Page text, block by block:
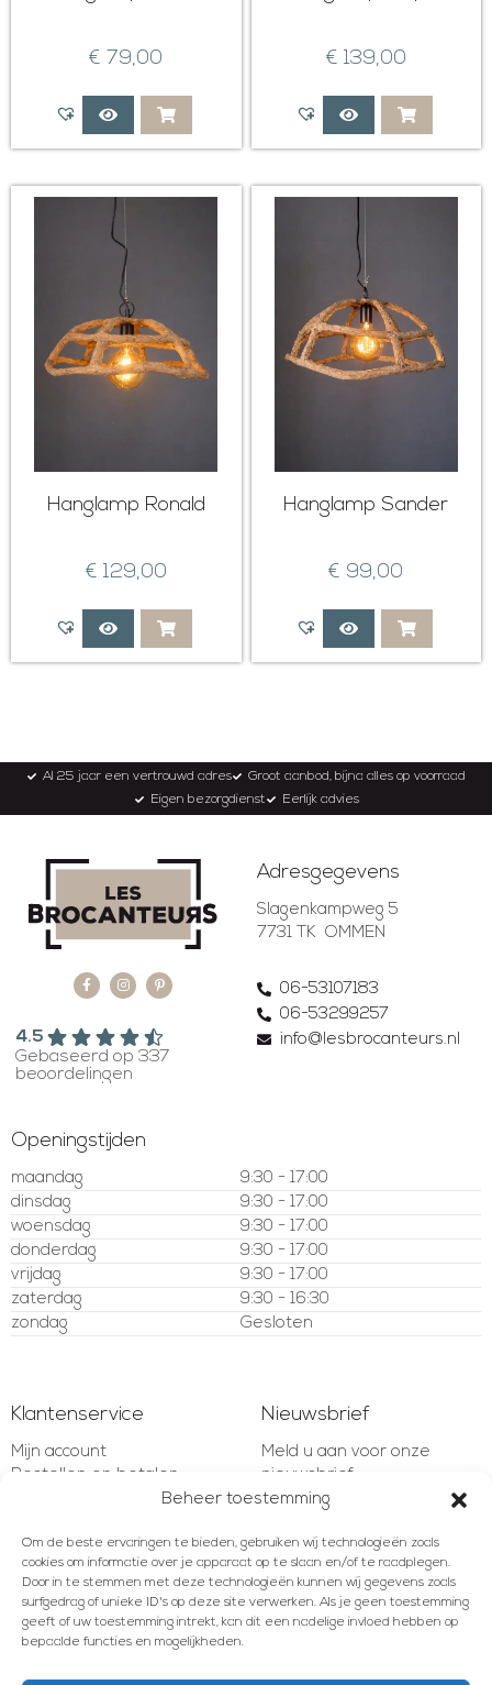
Beheer toestemming
Om de beste ervaringen te bieden, gebruiken wij technologieën zoals
cookies om informatie over je apparaat op te slaan en/of te raadplegen.
Door in te stemmen met deze technologieën kunnen wij gegevens zoals
surfgedrag of unieke ID's op deze site verwerken. Als je geen toestemming
geeft of uw toestemming intrekt, kan dit een nadelige invloed hebben op
bepaalde functies en mogelijkheden.
€ 79,00 € 139,00
Hanglamp Ronald
€ 129,00
Hanglamp Sander
€ 99,00
Al 25 jaar een vertrouwd adres
Groot aanbod, bijna alles op voorraad
Eigen bezorgdienst
Eerlijk advies
4.5
Gebaseerd op 337
beoordelingen
Adresgegevens
Slagenkampweg 5
7731 TK OMMEN
06-53107183
06-53299257
info@lesbrocanteurs.nl
Openingstijden
maandag
9:30 - 17:00
dinsdag
9:30 - 17:00
woensdag
9:30 - 17:00
donderdag
9:30 - 17:00
vrijdag
9:30 - 17:00
zaterdag
9:30 - 16:30
zondag
Gesloten
Klantenservice
Mijn account
Bestellen en betalen
Verzenden en retourneren
Klachten en geschillen
Contact
Nieuwsbrief
Meld u aan voor onze
nieuwsbrief
AANMELDEN